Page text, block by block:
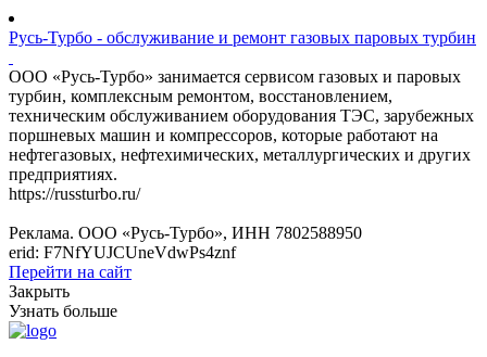
Русь-Турбо - обслуживание и ремонт газовых паровых турбин
ООО «Русь-Турбо» занимается сервисом газовых и паровых
турбин, комплексным ремонтом, восстановлением,
техническим обслуживанием оборудования ТЭС, зарубежных
поршневых машин и компрессоров, которые работают на
нефтегазовых, нефтехимических, металлургических и других
предприятиях.
https://russturbo.ru/
Реклама. ООО «Русь-Турбо», ИНН 7802588950
erid: F7NfYUJCUneVdwPs4znf
Перейти на сайт
Закрыть
Узнать больше